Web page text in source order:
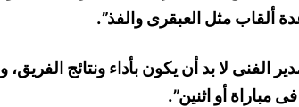
ألقاب مثل العبقرى والفذ”.
الفنى لا بد أن يكون بأداء ونتائج
مباراة أو اثنين”.